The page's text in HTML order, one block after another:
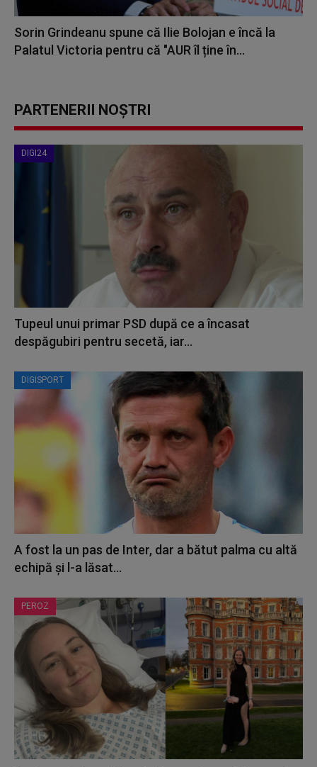
Sorin Grindeanu spune că Ilie Bolojan e încă la
Palatul Victoria pentru că "AUR îl ține în...
PARTENERII NOȘTRI
DIGI24
Tupeul unui primar PSD după ce a încasat
despăgubiri pentru secetă, iar...
DIGISPORT
A fost la un pas de Inter, dar a bătut palma cu altă
echipă și l-a lăsat...
PEROZ